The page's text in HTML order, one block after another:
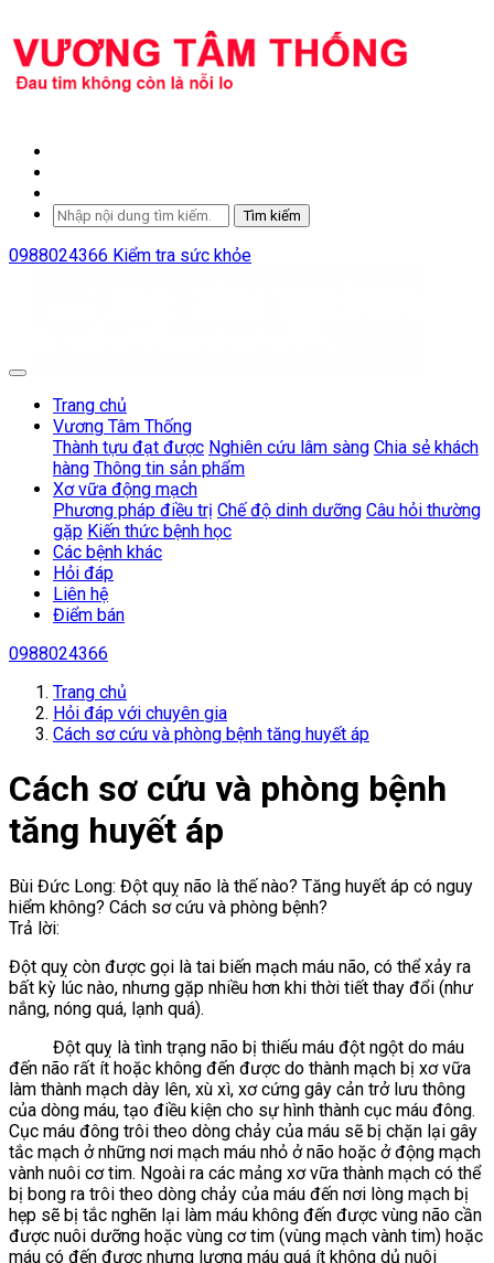
Tìm kiếm
0988024366 Kiểm tra sức khỏe
Trang chủ
Vương Tâm Thống
Thành tựu đạt được Nghiên cứu lâm sàng Chia sẻ khách
hàng Thông tin sản phẩm
Xơ vữa động mạch
Phương pháp điều trị Chế độ dinh dưỡng Câu hỏi thường
gặp Kiến thức bệnh học
Các bệnh khác
Hỏi đáp
Liên hệ
Điểm bán
0988024366
Trang chủ
Hỏi đáp với chuyên gia
Cách sơ cứu và phòng bệnh tăng huyết áp
Cách sơ cứu và phòng bệnh
tăng huyết áp
Bùi Đức Long: Đột quỵ não là thế nào? Tăng huyết áp có nguy
hiểm không? Cách sơ cứu và phòng bệnh?
Trả lời:
Đột quỵ còn được gọi là tai biến mạch máu não, có thể xảy ra
bất kỳ lúc nào, nhưng gặp nhiều hơn khi thời tiết thay đổi (như
nắng, nóng quá, lạnh quá).
Đột quỵ là tình trạng não bị thiếu máu đột ngột do máu
đến não rất ít hoặc không đến được do thành mạch bị xơ vữa
làm thành mạch dày lên, xù xì, xơ cứng gây cản trở lưu thông
của dòng máu, tạo điều kiện cho sự hình thành cục máu đông.
Cục máu đông trôi theo dòng chảy của máu sẽ bị chặn lại gây
tắc mạch ở những nơi mạch máu nhỏ ở não hoặc ở động mạch
vành nuôi cơ tim. Ngoài ra các mảng xơ vữa thành mạch có thể
bị bong ra trôi theo dòng chảy của máu đến nơi lòng mạch bị
hẹp sẽ bị tắc nghẽn lại làm máu không đến được vùng não cần
được nuôi dưỡng hoặc vùng cơ tim (vùng mạch vành tim) hoặc
máu có đến được nhưng lượng máu quá ít không dủ nuôi